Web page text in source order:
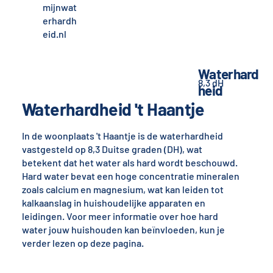
mijnwat
erhardh
eid.nl
Waterhardheid 't Haantje
In de woonplaats 't Haantje is de waterhardheid
vastgesteld op 8,3 Duitse graden (DH), wat
betekent dat het water als hard wordt beschouwd.
Hard water bevat een hoge concentratie mineralen
zoals calcium en magnesium, wat kan leiden tot
kalkaanslag in huishoudelijke apparaten en
leidingen. Voor meer informatie over hoe hard
water jouw huishouden kan beïnvloeden, kun je
verder lezen op deze pagina.
Waterhard
heid
8,3 dH